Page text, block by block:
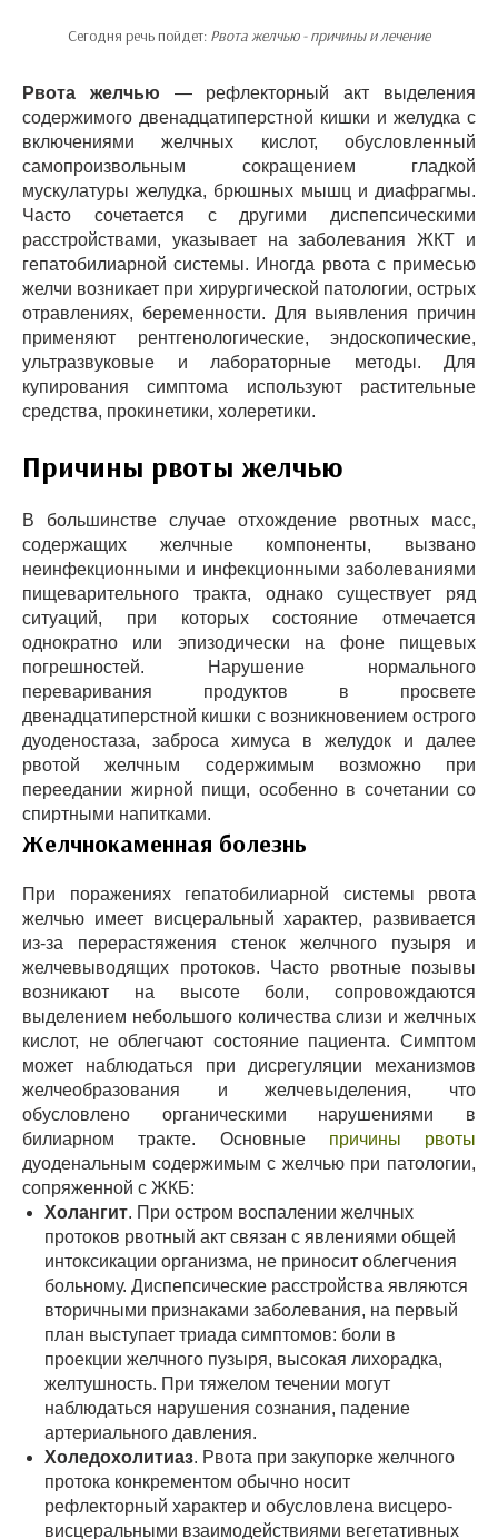
Сегодня речь пойдет: Рвота желчью - причины и лечение
Рвота желчью — рефлекторный акт выделения
содержимого двенадцатиперстной кишки и желудка с
включениями желчных кислот, обусловленный
самопроизвольным сокращением гладкой
мускулатуры желудка, брюшных мышц и диафрагмы.
Часто сочетается с другими диспепсическими
расстройствами, указывает на заболевания ЖКТ и
гепатобилиарной системы. Иногда рвота с примесью
желчи возникает при хирургической патологии, острых
отравлениях, беременности. Для выявления причин
применяют рентгенологические, эндоскопические,
ультразвуковые и лабораторные методы. Для
купирования симптома используют растительные
средства, прокинетики, холеретики.
Причины рвоты желчью
В большинстве случае отхождение рвотных масс,
содержащих желчные компоненты, вызвано
неинфекционными и инфекционными заболеваниями
пищеварительного тракта, однако существует ряд
ситуаций, при которых состояние отмечается
однократно или эпизодически на фоне пищевых
погрешностей. Нарушение нормального
переваривания продуктов в просвете
двенадцатиперстной кишки с возникновением острого
дуоденостаза, заброса химуса в желудок и далее
рвотой желчным содержимым возможно при
переедании жирной пищи, особенно в сочетании со
спиртными напитками.
Желчнокаменная болезнь
При поражениях гепатобилиарной системы рвота
желчью имеет висцеральный характер, развивается
из-за перерастяжения стенок желчного пузыря и
желчевыводящих протоков. Часто рвотные позывы
возникают на высоте боли, сопровождаются
выделением небольшого количества слизи и желчных
кислот, не облегчают состояние пациента. Симптом
может наблюдаться при дисрегуляции механизмов
желчеобразования и желчевыделения, что
обусловлено органическими нарушениями в
билиарном тракте. Основные причины рвоты
дуоденальным содержимым с желчью при патологии,
сопряженной с ЖКБ:
Холангит. При остром воспалении желчных
протоков рвотный акт связан с явлениями общей
интоксикации организма, не приносит облегчения
больному. Диспепсические расстройства являются
вторичными признаками заболевания, на первый
план выступает триада симптомов: боли в
проекции желчного пузыря, высокая лихорадка,
желтушность. При тяжелом течении могут
наблюдаться нарушения сознания, падение
артериального давления.
Холедохолитиаз. Рвота при закупорке желчного
протока конкрементом обычно носит
рефлекторный характер и обусловлена висцеро-
висцеральными взаимодействиями вегетативных